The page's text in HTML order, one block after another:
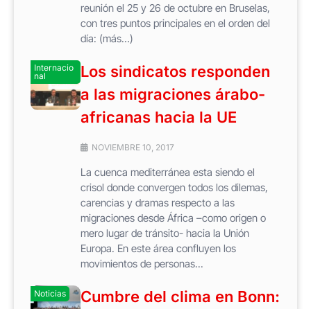
reunión el 25 y 26 de octubre en Bruselas,
con tres puntos principales en el orden del
día: (más…)
Internacio
nal
Los sindicatos responden
a las migraciones árabo-
africanas hacia la UE
NOVIEMBRE 10, 2017
La cuenca mediterránea esta siendo el
crisol donde convergen todos los dilemas,
carencias y dramas respecto a las
migraciones desde África –como origen o
mero lugar de tránsito- hacia la Unión
Europa. En este área confluyen los
movimientos de personas...
Noticias
Cumbre del clima en Bonn: